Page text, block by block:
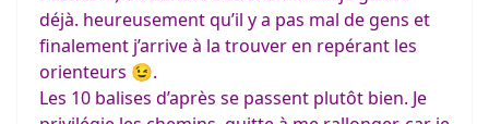
déjà. heureusement qu’il y a pas mal de gens et
finalement j’arrive à la trouver en repérant les
orienteurs 😉.
Les 10 balises d’après se passent plutôt bien. Je